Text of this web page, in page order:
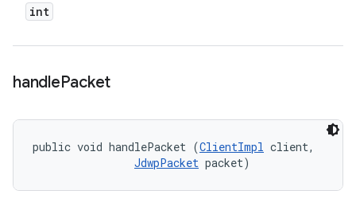
int
handlePacket
public void handlePacket (ClientImpl client,
JdwpPacket packet)